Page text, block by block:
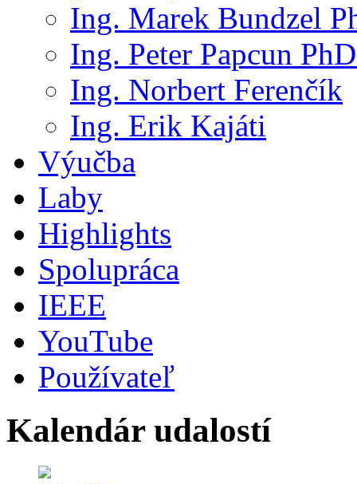
Ing. Marek Bundzel
Ing. Peter Papcun
Ing. Norbert Ferenčík
Ing. Erik Kajáti
Výučba
Laby
Highlights
Spolupráca
IEEE
YouTube
Používateľ
Kalendár udalostí